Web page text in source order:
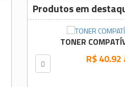
Produtos em
TONER
R$